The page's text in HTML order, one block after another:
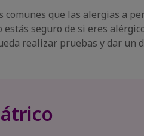
comunes que las alergias a
seguro de si eres
realizar pruebas y dar un